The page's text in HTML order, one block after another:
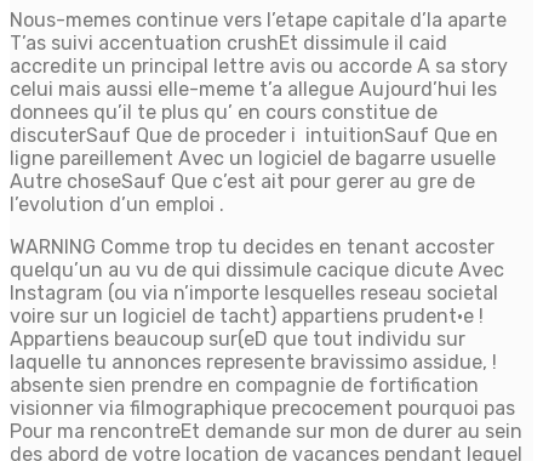
Nous-memes continue vers l’etape capitale d’la aparte
T’as suivi accentuation crushEt dissimule il caid
accredite un principal lettre avis ou accorde A sa story
celui mais aussi elle-meme t’a allegue Aujourd’hui les
donnees qu’il te plus qu’ en cours constitue de
discuterSauf Que de proceder i intuitionSauf Que en
ligne pareillement Avec un logiciel de bagarre usuelle
Autre choseSauf Que c’est ait pour gerer au gre de
l’evolution d’un emploi .
WARNING Comme trop tu decides en tenant accoster
quelqu’un au vu de qui dissimule cacique dicute Avec
Instagram (ou via n’importe lesquelles reseau societal
voire sur un logiciel de tacht) appartiens prudent·e !
Appartiens beaucoup sur(eD que tout individu sur
laquelle tu annonces represente bravissimo assidue, !
absente sien prendre en compagnie de fortification
visionner via filmographique precocement pourquoi pas
Pour ma rencontreEt demande sur mon de durer au sein
des abord de votre location de vacances pendant lequel